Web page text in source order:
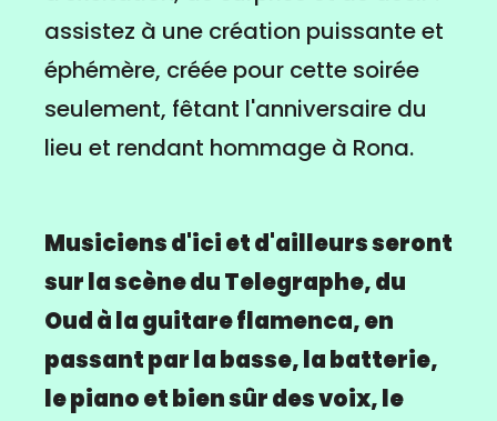
assistez à une création puissante et
éphémère, créée pour cette soirée
seulement, fêtant l'anniversaire du
lieu et rendant hommage à Rona.
Musiciens d'ici et d'ailleurs seront
sur la scène du Telegraphe, du
Oud à la guitare flamenca, en
passant par la basse, la batterie,
le piano et bien sûr des voix, le